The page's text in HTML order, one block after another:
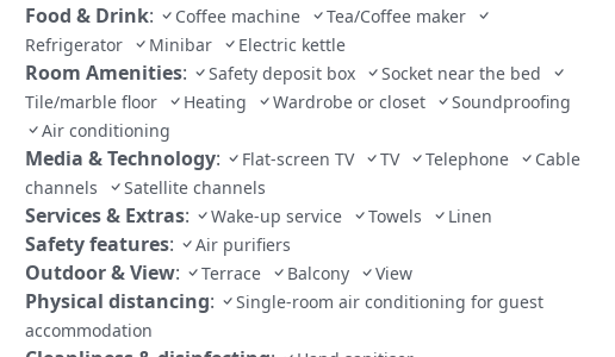
Food & Drink: Coffee machine
Tea/Coffee maker
Refrigerator
Minibar Electric kettle
Room Amenities: Safety deposit box
Socket near the bed
Tile/marble floor
Heating Wardrobe or closet
Soundproofing
Air conditioning
Media & Technology: Flat-screen TV TV Telephone
Cable
channels
Satellite channels
Services & Extras: Wake-up service Towels Linen
Safety features: Air purifiers
Outdoor & View: Terrace Balcony View
Physical distancing:
Single-room air conditioning for guest
accommodation